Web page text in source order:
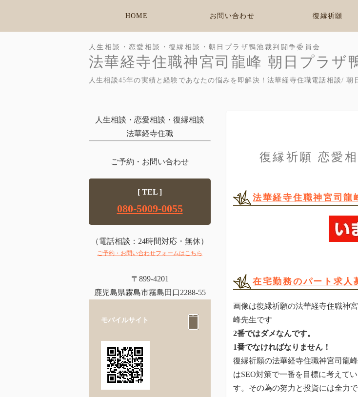
人生相談・恋愛相談・復縁相談・朝日プラザ鴨池裁判闘争委員会
法華経寺住職神宮司龍峰 朝日プラザ
人生相談45年の実績と経験であなたの悩みを即解決！法華経寺住職電話相談/
HOME お問い合わせ 復縁祈願
復縁祈願 恋愛
法華経寺住職神宮司龍
在宅勤務のパート求
画像は復縁祈願の法華経寺住職神
峰先生です
2番ではダメなんです。
1番でなければなりません！
復縁祈願の法華経寺住職神宮司龍
はSEO対策で一番を目標に考えてい
す。その為の努力と投資には全力で
人生相談・恋愛相談・復縁相談
法華経寺住職
ご予約・お問い合わせ
[ TEL ]
080-5009-0055
（電話相談：24時間対応・無休）
ご予約・お問い合わせフォームはこちら
〒899-4201
鹿児島県霧島市霧島田口2288-55
モバイルサイト